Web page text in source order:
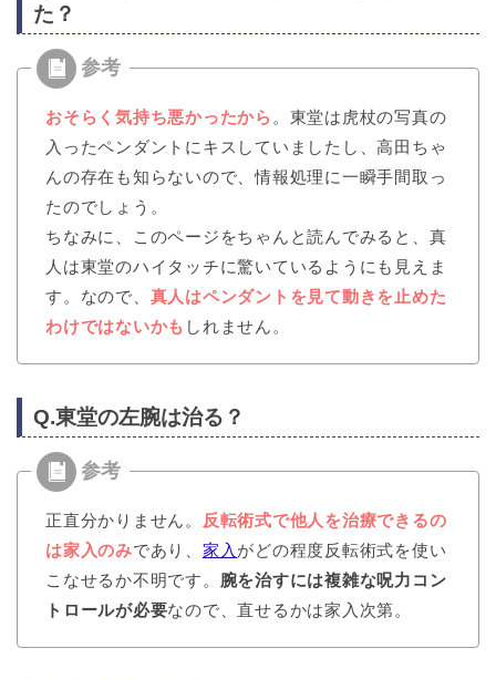
た？
おそらく気持ち悪かったから 。東堂は虎杖の写真の
入ったペンダントにキスしていましたし、高田ちゃ
んの存在も知らないので、情報処理に一瞬手間取っ
たのでしょう。
ちなみに、このページをちゃんと読んでみると、真
人は東堂のハイタッチに驚いているようにも見えま
す。なので、 真人はペンダントを見て動きを止めた
わけではないかも しれません。
Q.東堂の左腕は治る？
正直分かりません。
反転術式で他人を治療できるの
は家入のみであり、 家入 がどの程度反転術式を使い
こなせるか不明です。 腕を治すには複雑な呪力コン
トロールが必要なので、直せるかは家入次第。